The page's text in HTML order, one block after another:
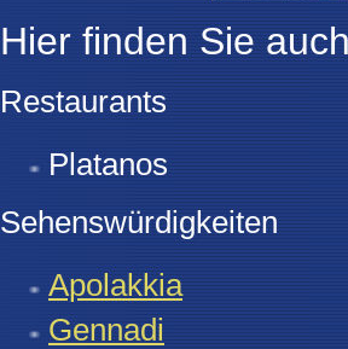
Hier finden Sie
Restaurants
Platanos
Sehenswürdigkeiten
Apolakkia
Gennadi